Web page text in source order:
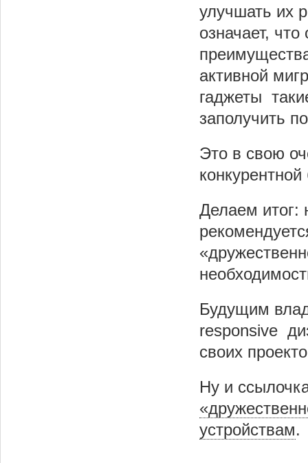
улучшать их
означает,
активной
гаджеты
заполучить
Это в свою
Делаем итог:
Будущим
responsive
своих
Ну и
устройствам.